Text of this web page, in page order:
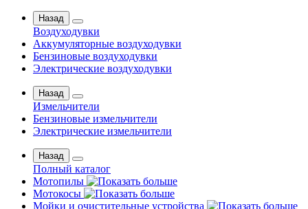
Назад
Воздуходувки
Аккумуляторные воздуходувки
Бензиновые воздуходувки
Электрические воздуходувки
Назад
Измельчители
Бензиновые измельчители
Электрические измельчители
Назад
Полный каталог
Мотопилы
Мотокосы
Мойки и очистительные устройства